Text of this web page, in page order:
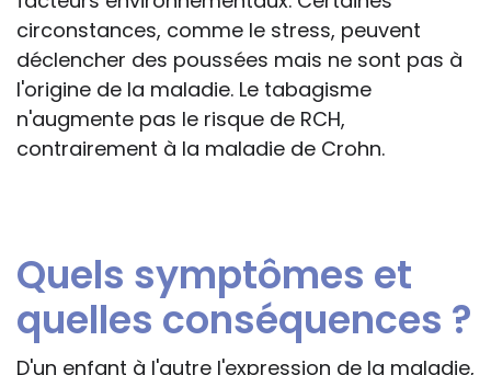
circonstances, comme le stress, peuvent
déclencher des poussées mais ne sont pas à
l'origine de la maladie. Le tabagisme
n'augmente pas le risque de RCH,
contrairement à la maladie de Crohn.
Quels symptômes et
quelles conséquences ?
D'un enfant à l'autre l'expression de la maladie,